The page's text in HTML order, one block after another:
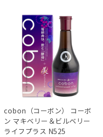
cobon（コーボン） コーボ
ン マキベリー＆ビルベリー
ライフプラス N525